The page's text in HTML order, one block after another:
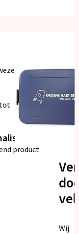
kwaliteit
product
Wij